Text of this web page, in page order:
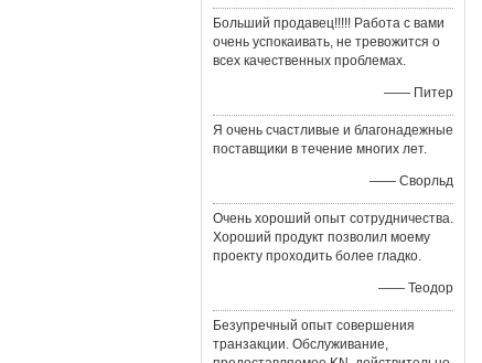
Больший продавец!!!!! Работа с вами
очень успокаивать, не тревожится о
всех качественных проблемах.
—— Питер
Я очень счастливые и благонадежные
поставщики в течение многих лет.
—— Сворльд
Очень хороший опыт сотрудничества.
Хороший продукт позволил моему
проекту проходить более гладко.
—— Теодор
Безупречный опыт совершения
транзакции. Обслуживание,